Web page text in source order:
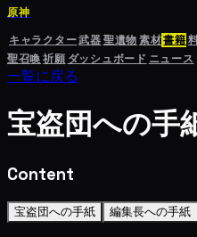
原神
キャラクター武器聖遺物素材書籍
聖召喚祈願 ダッシュボード ニュース
一覧に戻る
宝盗団への手
Content
宝盗団への手紙 編集長への手紙